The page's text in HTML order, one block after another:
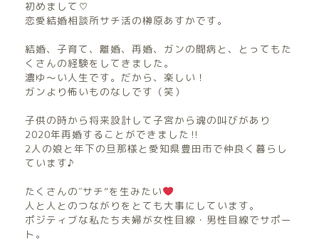
初めまして♡
恋愛結婚相談所サチ活の榊原あすかです。
結婚、子育て、離婚、再婚、ガンの闘病と、とってもた
くさんの経験をしてきました。
濃ゆ〜い人生です。だから、楽しい！
ガンより怖いものなしです（笑）
子供の時から将来設計して子宮から魂の叫びがあり
2020年再婚することができました‼︎
2人の娘と年下の旦那様と愛知県豊田市で仲良く暮らし
ています♪
たくさんの″サチ”を生みたい
人と人とのつながりをとても大事にしています。
ポジティブな私たち夫婦が女性目線・男性目線でサポー
ト。